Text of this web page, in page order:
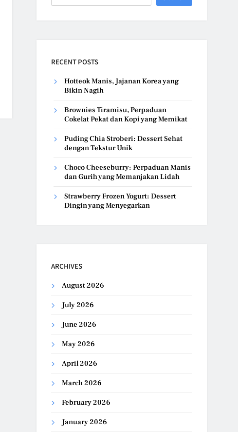
RECENT POSTS
Hotteok Manis, Jajanan Korea yang
Bikin Nagih
Brownies Tiramisu, Perpaduan
Cokelat Pekat dan Kopi yang Memikat
Puding Chia Stroberi: Dessert Sehat
dengan Tekstur Unik
Choco Cheeseburry: Perpaduan Manis
dan Gurih yang Memanjakan Lidah
Strawberry Frozen Yogurt: Dessert
Dingin yang Menyegarkan
ARCHIVES
August 2026
July 2026
June 2026
May 2026
April 2026
March 2026
February 2026
January 2026